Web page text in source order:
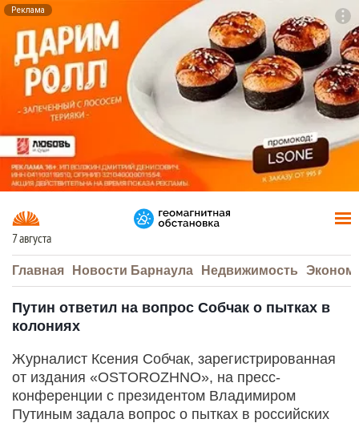
Реклама
7 августа
Главная Новости Барнаула Недвижимость
Путин ответил на вопрос Собчак о пытках в
колониях
Журналист Ксения Собчак, зарегистрированная
от издания «OSTOROZHNO», на пресс-
конференции с президентом Владимиром
Путиным задала вопрос о пытках в российских